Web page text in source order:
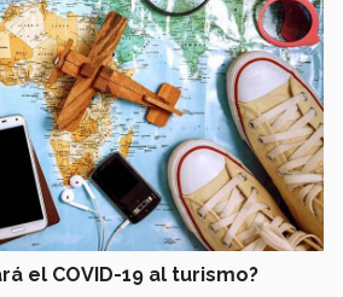
el COVID-19 al turismo?